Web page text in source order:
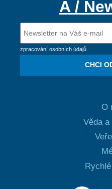
A /
zpracování osobních údajů
CHCI
O
Věda